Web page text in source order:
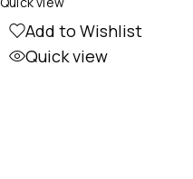
Add to Wishlist
Quick view